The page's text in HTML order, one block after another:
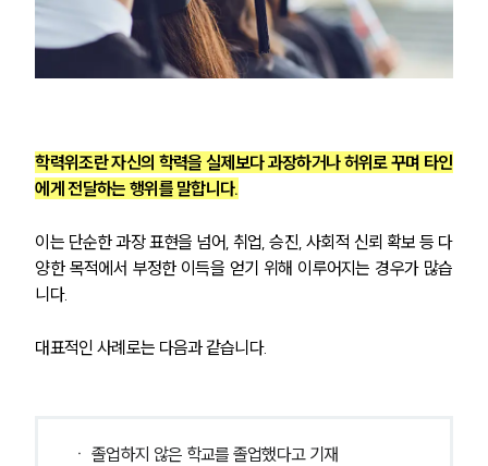
학력위조란 자신의 학력을 실제보다 과장하거나 허위로 꾸며 타인
에게 전달하는 행위를 말합니다.
이는 단순한 과장 표현을 넘어, 취업, 승진, 사회적 신뢰 확보 등 다
양한 목적에서 부정한 이득을 얻기 위해 이루어지는 경우가 많습
니다.
대표적인 사례로는 다음과 같습니다.
ㆍ 졸업하지 않은 학교를 졸업했다고 기재